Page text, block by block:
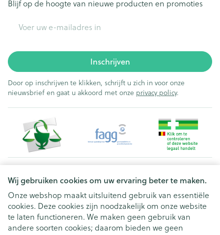
Wij gebruiken cookies om uw ervaring beter te maken.
Onze webshop maakt uitsluitend gebruik van essentiële
cookies. Deze cookies zijn noodzakelijk om onze website
te laten functioneren. We maken geen gebruik van
andere soorten cookies; daarom bieden we geen
Blijf op de hoogte van nieuwe producten en promoties
Inschrijven
Door op inschrijven te klikken, schrijft u zich in voor onze
nieuwsbrief en gaat u akkoord met onze privacy policy.
Juridische links